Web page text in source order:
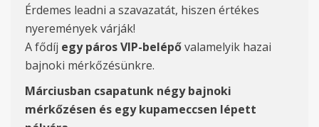
Érdemes leadni a szavazatát, hiszen értékes
nyeremények várják!
Аfődíj egy párosVIP-belépővalamelyik hazai
bajnoki mérkőzésünkre.
Márciusban csapatunk négy bajnoki
mérkőzésen és egy kupameccsen lépett